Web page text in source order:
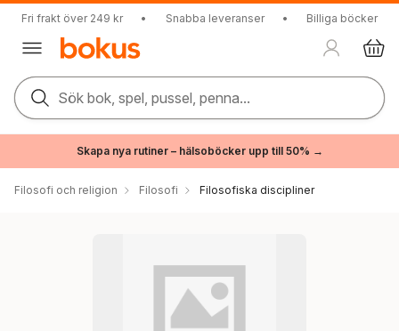
Fri frakt över 249 kr • Snabba leveranser • Billiga böcker
Sök bok, spel, pussel, penna...
Skapa nya rutiner – hälsoböcker upp till 50% →
Filosofi och religion Filosofi Filosofiska discipliner